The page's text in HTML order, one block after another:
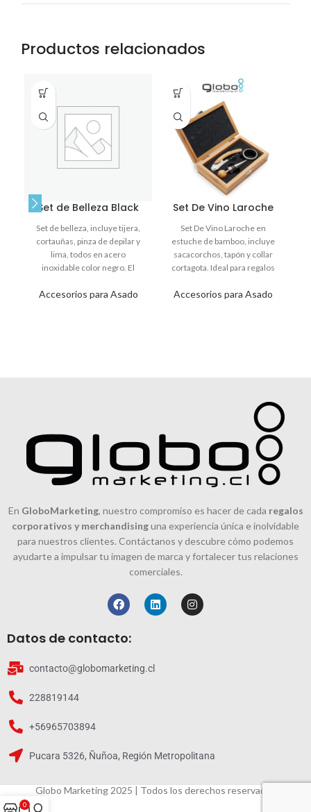
Productos relacionados
Set de Belleza Black
Accesorios para Asado
Set de belleza, incluye tijera,
cortauñas, pinza de depilar y
lima, todos en acero
inoxidable color negro. El
Set De Vino Laroche
Accesorios para Asado
Set De Vino Laroche en
estuche de bamboo, incluye
sacacorchos, tapón y collar
cortagota. Ideal para regalos
En GloboMarketing, nuestro compromiso es hacer de cada regalos
corporativos y merchandisinguna experiencia única e inolvidable
para nuestros clientes. Contáctanos y descubre cómo podemos
ayudarte a impulsar tu imagen de marca y fortalecer tus relaciones
comerciales.
Datos de contacto:
contacto@globomarketing.cl
228819144
+56965703894
Pucara 5326, Ñuñoa, Región Metropolitana
Globo Marketing 2025 | Todos los derechos reservados
0